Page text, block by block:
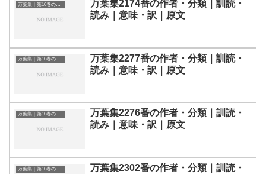
万葉集｜第10巻の和歌一覧
万葉集2174番の作者・分類｜訓読・
読み｜意味・訳｜原文
万葉集｜第10巻の和歌一覧
万葉集2277番の作者・分類｜訓読・
読み｜意味・訳｜原文
万葉集｜第10巻の和歌一覧
万葉集2276番の作者・分類｜訓読・
読み｜意味・訳｜原文
万葉集｜第10巻の和歌一覧
万葉集2302番の作者・分類｜訓読・